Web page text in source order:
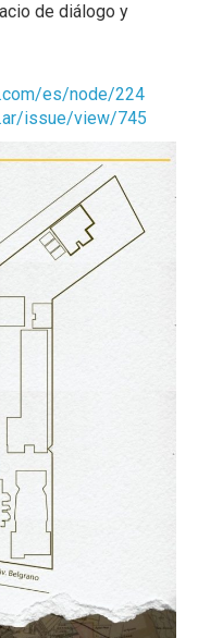
de diálogo y
es/node/224
issue/view/745